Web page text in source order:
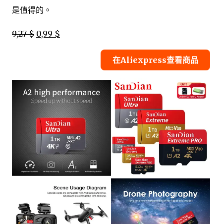
是值得的。
9,27 $ 0,99 $
在Aliexpress查看商品